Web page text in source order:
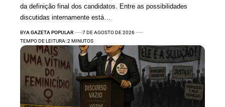
da definição final dos candidatos. Entre as possibilidades
discutidas internamente está…
BYA GAZETA POPULAR
7 DE AGOSTO DE 2026
TEMPO DE LEITURA: 2 MINUTOS